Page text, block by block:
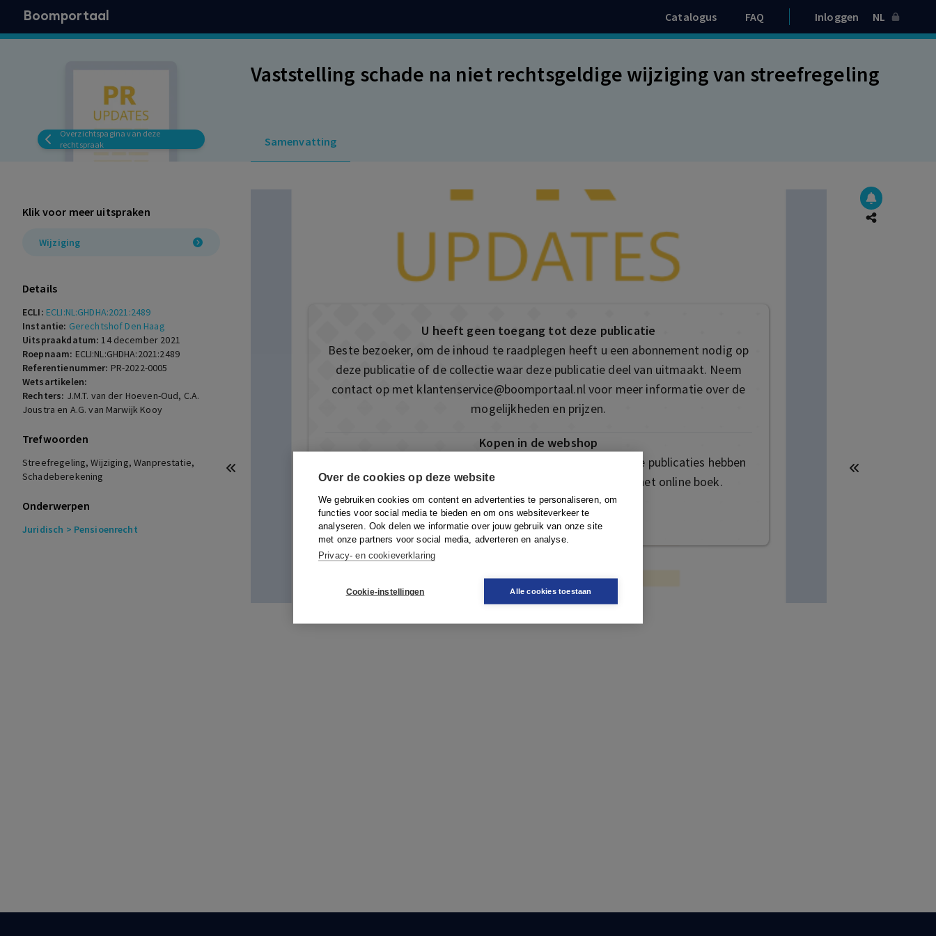
Over de cookies op deze website
We gebruiken cookies om content en advertenties te personaliseren, om
functies voor social media te bieden en om ons websiteverkeer te
analyseren. Ook delen we informatie over jouw gebruik van onze site
met onze partners voor social media, adverteren en analyse.
Privacy- en cookieverklaring
Cookie-instellingen Alle cookies toestaan
Boomportaal Catalogus FAQ Inloggen NL
Overzichtspagina van deze
rechtspraak
Vaststelling schade na niet rechtsgeldige wijziging van streefregeling
Samenvatting
Klik voor meer uitspraken
Wijziging
Details
ECLI: ECLI:NL:GHDHA:2021:2489
Instantie: Gerechtshof Den Haag
Uitspraakdatum:14 december 2021
Roepnaam: ECLI:NL:GHDHA:2021:2489
Referentienummer: PR-2022-0005
Wetsartikelen:
Rechters: J.M.T. van der Hoeven-Oud, C.A.
Joustra en A.G. van Marwijk Kooy
Trefwoorden
Streefregeling, Wijziging, Wanprestatie,
Schadeberekening
Onderwerpen
Juridisch > Pensioenrecht
U heeft geen toegang tot deze publicatie
Beste bezoeker, om de inhoud te raadplegen heeft u een abonnement nodig op
deze publicatie of de collectie waar deze publicatie deel van uitmaakt. Neem
contact op met klantenservice@boomportaal.nlvoor meer informatie over de
mogelijkheden en prijzen.
Kopen in de webshop
Deze publicatie is ook te vinden in onze webshop. Sommige publicaties hebben
ook de mogelijkheid om direct toegang te kopen tot het online boek.
Naar de webshop